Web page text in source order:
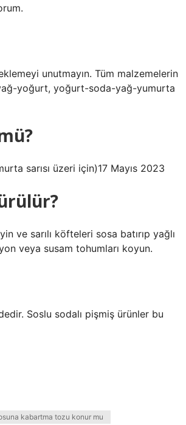
unutmayın. Tüm malzemelerin
yoğurt, yoğurt-soda-yağ-yumurta
sarısı üzeri için)17 Mayıs 2023
ve sarılı köfteleri sosa batırıp yağlı
veya susam tohumları koyun.
Soslu sodalı pişmiş ürünler bu
kabartma tozu konur mu